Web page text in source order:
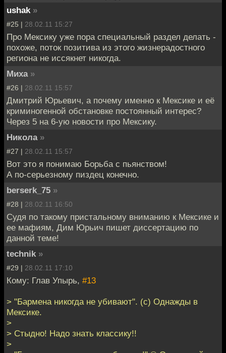
ushak »
#25 | 28.02.11 15:27
Про Мексику уже пора специальный раздел делать -
похоже, поток позитива из этого жизнерадостного
региона не иссякнет никогда.
Миха »
#26 | 28.02.11 15:57
Дмитрий Юрьевич, а почему именно к Мексике и её
криминогенной обстановке постоянный интерес?
Через 5 на 6-ую новости про Мексику.
Никола »
#27 | 28.02.11 15:57
Вот это я понимаю Борьба с пьянством!
А по-серьезному пиздец конечно.
berserk_75 »
#28 | 28.02.11 16:50
Судя по такому пристальному вниманию к Мексике и
ее мафиям, Дим Юрьич пишет диссертацию по
данной теме!
technik »
#29 | 28.02.11 17:10
Кому: Глав Упырь, #13
> "Бармена никогда не убивают". (с) Однажды в
Мексике.
>
> Стыдно! Надо знать классику!!
>